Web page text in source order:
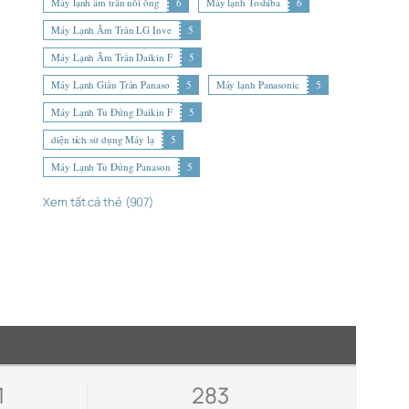
Máy Lạnh Âm Trần LG Inve
5
Máy Lạnh Âm Trần Daikin F
5
Máy Lạnh Giấu Trần Panaso
5 Máy lạnh Panasonic
5
Máy Lạnh Tủ Đứng Daikin F
5
diện tích sử dụng Máy lạ
5
Máy Lạnh Tủ Đứng Panason
5
Xem tất cả thẻ (907)
283